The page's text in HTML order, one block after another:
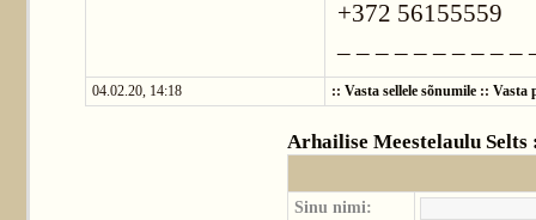
+372 56155559
04.02.20, 14:18 :: Vasta sellele sõnumile:: Vasta
Arhailise Meestelaulu
Sinu nimi: